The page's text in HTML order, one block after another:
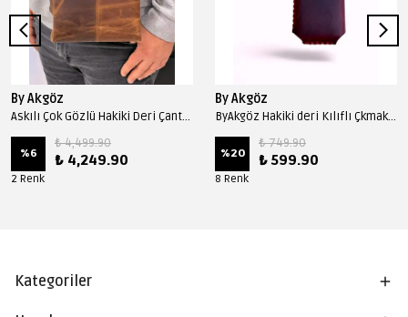
By Akgöz
Askılı Çok Gözlü Hakiki Deri Çanta 1031 Model - Fındık
%6
₺ 4,499.90
₺ 4,249.90
2 Renk
By Akgöz
ByAkgöz Hakiki deri Kılıflı Çkmak 0011 Model - Bordo
%20
₺ 749.90
₺ 599.90
8 Renk
Kategoriler